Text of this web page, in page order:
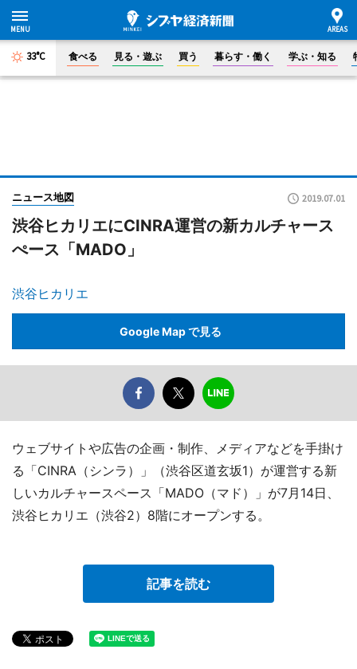
33°C 食べる 見る・遊ぶ 買う 暮らす・働く 学ぶ・知る
ニュース地図 2019.07.01
渋谷ヒカリエにCINRA運営の新カルチャース
ぺース「MADO」
渋谷ヒカリエ
Google Map で見る
ウェブサイトや広告の企画・制作、メディアなどを手掛け
る「CINRA（シンラ）」（渋谷区道玄坂1）が運営する新
しいカルチャースペース「MADO（マド）」が7月14日、
渋谷ヒカリエ（渋谷2）8階にオープンする。
記事を読む